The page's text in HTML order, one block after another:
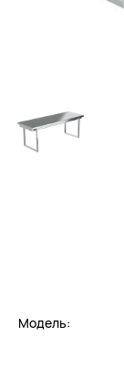
Модель: